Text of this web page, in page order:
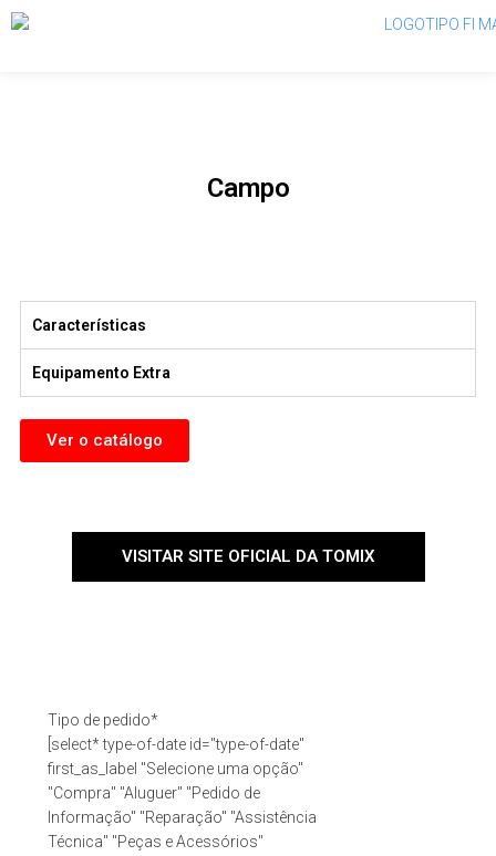
Campo
Características
Equipamento Extra
Ver o catálogo
VISITAR SITE OFICIAL DA TOMIX
Tipo de pedido*
[select* type-of-date id="type-of-date"
first_as_label "Selecione uma opção"
"Compra" "Aluguer" "Pedido de
Informação" "Reparação" "Assistência
Técnica" "Peças e Acessórios"